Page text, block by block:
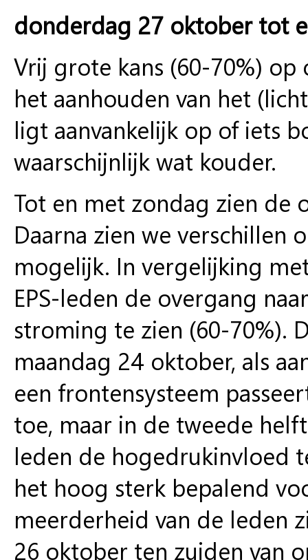
donderdag 27 oktober tot
Vrij grote kans (60-70%)
het aanhouden van het
ligt aanvankelijk op of iets
waarschijnlijk wat kouder.
Tot en met zondag zien de
Daarna zien we verschillen
mogelijk. In vergelijking
EPS-leden de overgang
stroming te zien (60-70%).
maandag 24 oktober, als
een frontensysteem
toe, maar in de tweede
leden de hogedrukinvloed
het hoog sterk bepalend
meerderheid van de leden
26 oktober ten zuiden van